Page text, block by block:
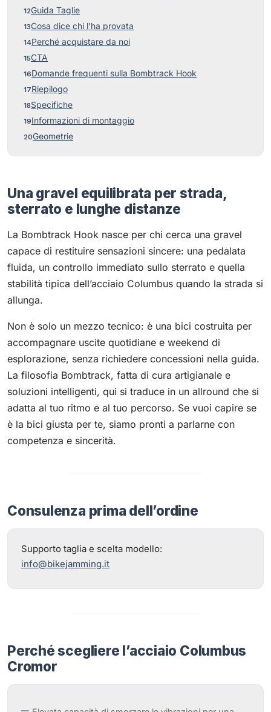
Guida Taglie
Cosa dice chi l’ha provata
Perché acquistare da noi
CTA
Domande frequenti sulla Bombtrack Hook
Riepilogo
Specifiche
Informazioni di montaggio
Geometrie
Una gravel equilibrata per strada,
sterrato e lunghe distanze
La Bombtrack Hook nasce per chi cerca una gravel
capace di restituire sensazioni sincere: una pedalata
fluida, un controllo immediato sullo sterrato e quella
stabilità tipica dell’acciaio Columbus quando la strada si
allunga.
Non è solo un mezzo tecnico: è una bici costruita per
accompagnare uscite quotidiane e weekend di
esplorazione, senza richiedere concessioni nella guida.
La filosofia Bombtrack, fatta di cura artigianale e
soluzioni intelligenti, qui si traduce in un allround che si
adatta al tuo ritmo e al tuo percorso. Se vuoi capire se
è la bici giusta per te, siamo pronti a parlarne con
competenza e sincerità.
Consulenza prima dell’ordine
Supporto taglia e scelta modello:
info@bikejamming.it
Perché scegliere l’acciaio Columbus
Cromor